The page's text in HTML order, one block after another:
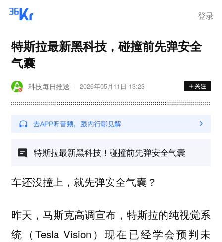
登录
特斯拉最新黑科技，碰撞前先弹安全
气囊
科技每日推送 2026年05月11日 13:23
特斯拉最新黑科技！碰撞前先弹安全气囊
车还没撞上，就先弹安全气囊？
昨天，马斯克高调宣布，特斯拉的纯视觉系
统（Tesla Vision）现在已经学会预判未